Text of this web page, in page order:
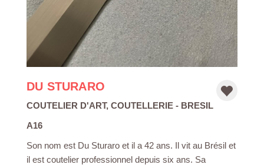
DU STURARO
COUTELIER D'ART, COUTELLERIE - BRESIL
A16
Son nom est Du Sturaro et il a 42 ans. Il vit au Brésil et
il est coutelier professionnel depuis six ans. Sa